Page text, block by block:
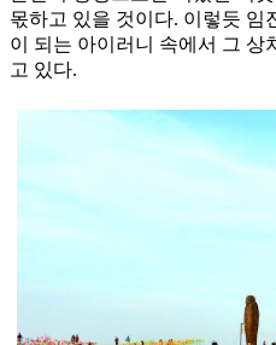
몫하고 있을 것이다. 이렇듯 임
이 되는 아이러니 속에서 그 상
고 있다.